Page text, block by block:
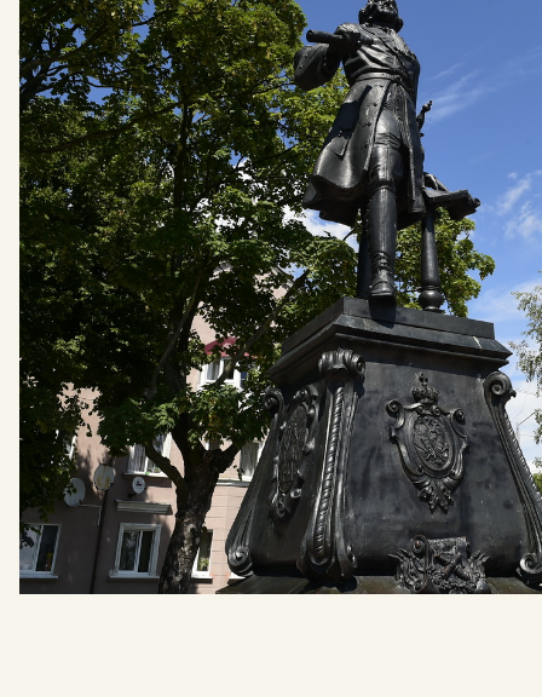
русскими войсками Елизаветы Петровны, в Пиллау
была построена Русская Дамба, ныне известная под
названием Русская набережная, и православная
церковь. Город сохранил ныне много необычных
достопримечательностей из прошлого, прибавив к
ним современную промышленность и порт, парки и
культурно-образовательные учреждения.